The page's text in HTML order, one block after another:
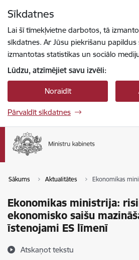
Sīkdatnes
Lai šī tīmekļvietne darbotos, tā
sīkdatnes. Ar Jūsu piekrišanu
izmantotas statistikas un sociālo
Lūdzu, atzīmējiet savu izvēli:
Noraidīt
Pārvaldīt sīkdatnes
Sākums Aktualitātes Ekonomikas
Ekonomikas ministrija:
ekonomisko saišu
īstenojami ES līmenī
Atskaņot tekstu